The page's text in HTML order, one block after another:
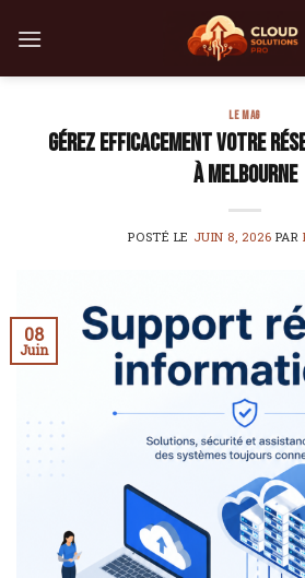
LE MAG
Gérez efficacement votre
à Melbourne
POSTÉ LE JUIN 8, 2026 PAR
08
Juin